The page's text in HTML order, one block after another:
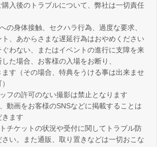
購入後のトラブルについて、弊社は一切責任
の身体接触、セクハラ行為、過度な要求、
、あからさまな遅延行為はおやめください
わない、またはイベントの進行に支障を来
た場合、お客様の入場をお断り、
ます（その場合、特典をうける事は出来ませ
フの許可のない撮影は禁止となります
動画をお客様のSNSなどに掲載することは
きます
チケットの状況や受付に関してトラブル防
さい。また通販、取り置きなどは一切おこな